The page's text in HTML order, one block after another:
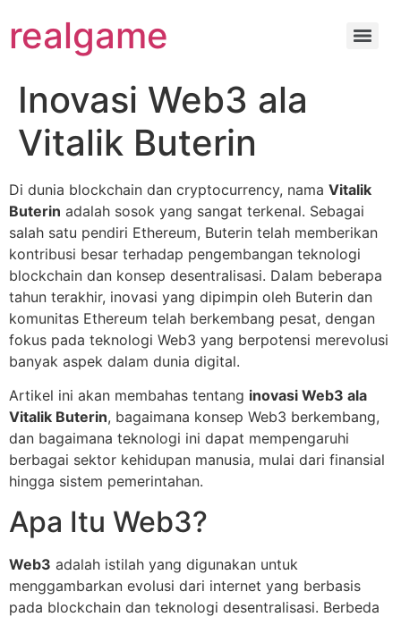
realgame
Inovasi Web3 ala
Vitalik Buterin
Di dunia blockchain dan cryptocurrency, nama Vitalik
Buterin adalah sosok yang sangat terkenal. Sebagai
salah satu pendiri Ethereum, Buterin telah memberikan
kontribusi besar terhadap pengembangan teknologi
blockchain dan konsep desentralisasi. Dalam beberapa
tahun terakhir, inovasi yang dipimpin oleh Buterin dan
komunitas Ethereum telah berkembang pesat, dengan
fokus pada teknologi Web3 yang berpotensi merevolusi
banyak aspek dalam dunia digital.
Artikel ini akan membahas tentang inovasi Web3 ala
Vitalik Buterin, bagaimana konsep Web3 berkembang,
dan bagaimana teknologi ini dapat mempengaruhi
berbagai sektor kehidupan manusia, mulai dari finansial
hingga sistem pemerintahan.
Apa Itu Web3?
Web3 adalah istilah yang digunakan untuk
menggambarkan evolusi dari internet yang berbasis
pada blockchain dan teknologi desentralisasi. Berbeda